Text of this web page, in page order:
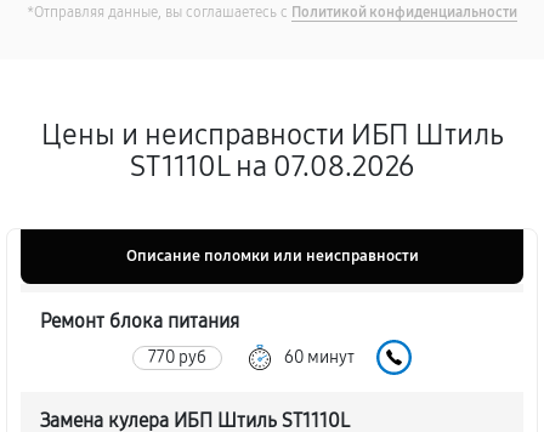
*Отправляя данные, вы соглашаетесь с Политикой конфиденциальности
Цены и неисправности ИБП Штиль
ST1110L на 07.08.2026
Описание поломки или неисправности
Ремонт блока питания
770 руб 60 минут
Замена кулера ИБП Штиль ST1110L